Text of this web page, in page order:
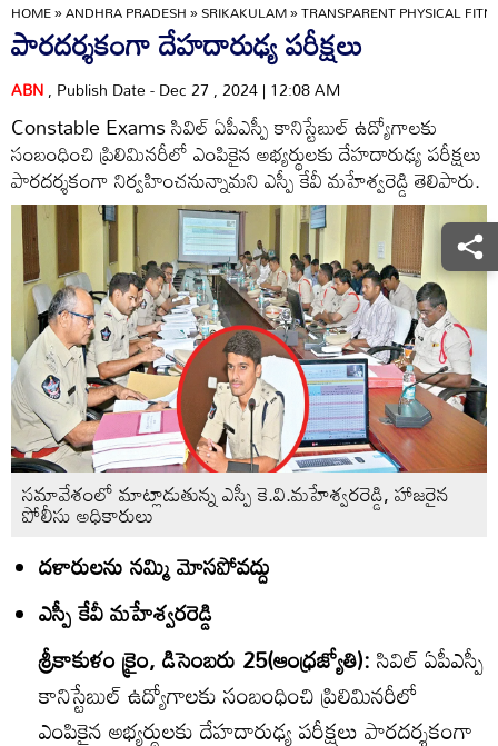
HOME»ANDHRA PRADESH»SRIKAKULAM»TRANSPARENT PHYSICAL
పారదర్శకంగా దేహదారుఢ్య పరీక్షలు
ABN, Publish Date - Dec 27 , 2024 | 12:08 AM
Constable Exams సివిల్‌ ఏపీఎస్పీ కానిస్టేబుల్‌ ఉద్యోగాలకు
సంబంధించి ప్రిలిమినరీలో ఎంపికైన అభ్యర్థులకు దేహదారుఢ్య పరీక్షలు
పారదర్శకంగా నిర్వహించనున్నామని ఎస్పీ కేవీ మహేశ్వరెడ్డి తెలిపారు.
సమావేశంలో మాట్లాడుతున్న ఎస్పీ కె.వి.మహేశ్వరరెడ్డి, హాజరైన
పోలీసు అధికారులు
దళారులను నమ్మి మోసపోవద్దు
ఎస్పీ కేవీ మహేశ్వరరెడ్డి
శ్రీకాకుళం క్రైం, డిసెంబరు 25(ఆంధ్రజ్యోతి):సివిల్‌ ఏపీఎస్పీ
కానిస్టేబుల్‌ ఉద్యోగాలకు సంబంధించి ప్రిలిమినరీలో
ఎంపికైన అభ్యర్థులకు దేహదారుఢ్య పరీక్షలు పారదర్శకంగా